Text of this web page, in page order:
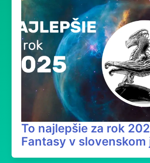
To najlepšie za rok
Fantasy v slovenskom